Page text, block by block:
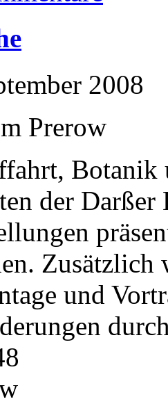
2008
Prerow
der
Zusätzlich
und